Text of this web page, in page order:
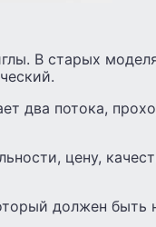
В старых
два потока,
цену,
должен быть